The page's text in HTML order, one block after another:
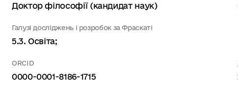
Доктор філософії (кандидат наук)
Галузі досліджень і розробок за Фраскаті
5.3. Освіта;
ORCID
0000-0001-8186-1715